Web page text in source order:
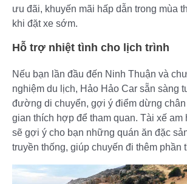
ưu đãi, khuyến mãi hấp dẫn trong mùa
khi đặt xe sớm.
Hỗ trợ nhiệt tình cho lịch trình
Nếu bạn lần đầu đến Ninh Thuận và
nghiệm du lịch, Hảo Hảo Car sẵn sàng
đường di chuyển, gợi ý điểm dừng
gian thích hợp để tham quan. Tài xế
sẽ gợi ý cho bạn những quán ăn đặc
truyền thống, giúp chuyến đi thêm phần